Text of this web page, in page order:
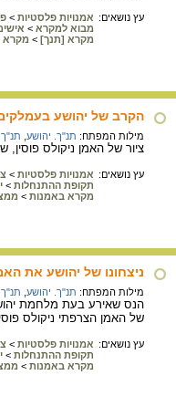
עץ נושאים: אמנויות פלסטיות >
מבוא למקרא >
מקרא [תנך] > מקרא
הקרב של יהושע
מילות המפתח: תנ"ך. יהושע
ציור של האמן ניקולס פוסין, שמן
עץ נושאים: אמנויות פלסטיות >
תקופת ההתנחלות >
מקרא באמנות >
ניצחונו של יהושע את
מילות המפתח: תנ"ך. יהושע
הנס שאירע בעת מלחמת
של האמן הצרפתי ניקולס פוסין, שמן
עץ נושאים: אמנויות פלסטיות >
תקופת ההתנחלות >
מקרא באמנות >